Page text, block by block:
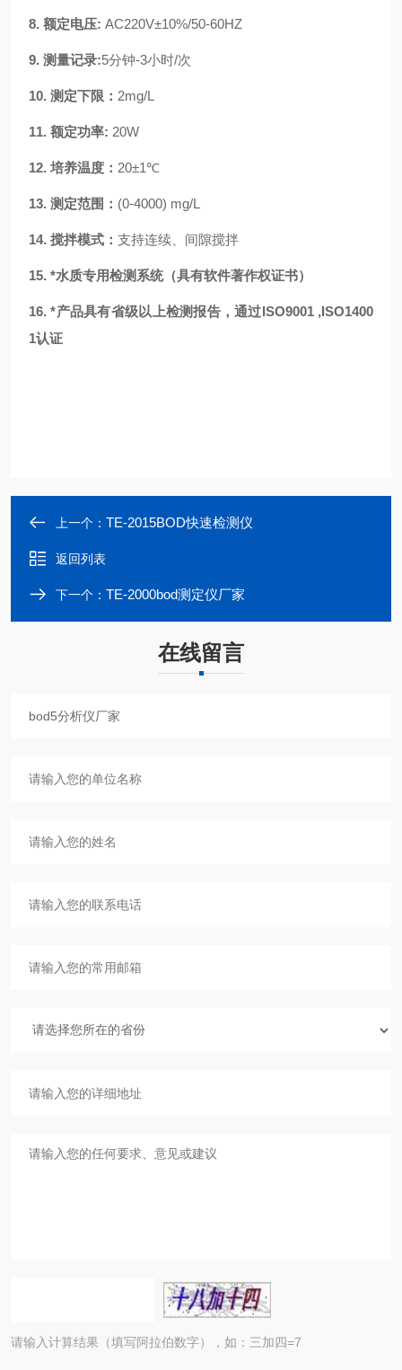
8. 额定电压: AC220V±10%/50-60HZ
9. 测量记录:5分钟-3小时/次
10. 测定下限： 2mg/L
11. 额定功率: 20W
12. 培养温度： 20±1℃
13. 测定范围： (0-4000) mg/L
14. 搅拌模式： 支持连续、间隙搅拌
15. *水质专用检测系统（具有软件著作权证书）
16.*产品具有省级以上检测报告，通过ISO9001 ,ISO1400
1认证
上一个： TE-2015BOD快速检测仪
返回列表
下一个： TE-2000bod测定仪厂家
在线留言
请输入计算结果（填写阿拉伯数字），如：三加四=7